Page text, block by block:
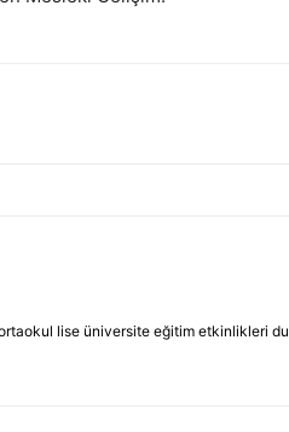
lise üniversite eğitim etkinlikleri